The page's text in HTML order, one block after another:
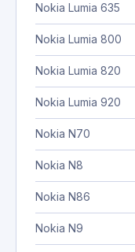
Nokia Lumia 635
Nokia Lumia 800
Nokia Lumia 820
Nokia Lumia 920
Nokia N70
Nokia N8
Nokia N86
Nokia N9